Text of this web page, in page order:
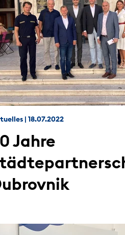
|18.07.2022
Jahre